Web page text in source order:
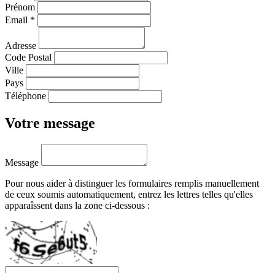
Prénom
Email *
Adresse
Code Postal
Ville
Pays
Téléphone
Votre message
Message
Pour nous aider à distinguer les formulaires remplis manuellement
de ceux soumis automatiquement, entrez les lettres telles qu'elles
apparaîssent dans la zone ci-dessous :